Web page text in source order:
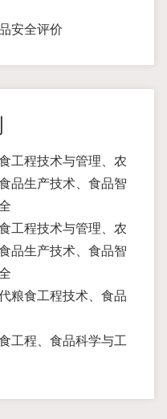
安全评价
工程技术与管理、农
品生产技术、食品智
工程技术与管理、农
品生产技术、食品智
粮食工程技术、食品
工程、食品科学与工